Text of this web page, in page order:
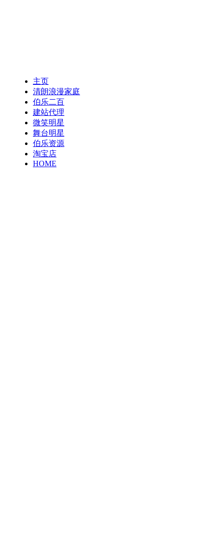
主页
清朗浪漫家庭
伯乐二百
建站代理
微笑明星
舞台明星
伯乐资源
淘宝店
HOME